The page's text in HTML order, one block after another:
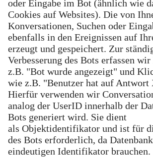
oder Eingabe im Bot (ähnlich wie
Cookies auf Websites). Die von
Konversationen, Suchen oder
ebenfalls in den Ereignissen auf
erzeugt und gespeichert. Zur
Verbesserung des Bots erfassen
z.B. "Bot wurde angezeigt" und
wie z.B. "Benutzer hat auf
Hierfür verwenden wir
analog der UserID innerhalb der
Bots generiert wird. Sie dient
als Objektidentifikator und ist für
des Bots erforderlich, da
eindeutigen Identifikator brauchen.